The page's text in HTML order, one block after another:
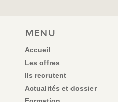
MENU
Accueil
Les offres
Ils recrutent
Actualités et dossier